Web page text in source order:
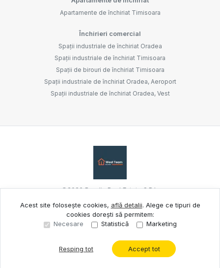
Apartamente de închiriat Timisoara
Închirieri comercial
Spații industriale de închiriat Oradea
Spații industriale de închiriat Timisoara
Spații de birouri de închiriat Timisoara
Spații industriale de închiriat Oradea, Aeroport
Spații industriale de închiriat Oradea, Vest
©2026Bandis Real Estate S.R.L.
Site creat în
Acest site folosește cookies, află detalii. Alege ce tipuri de
cookies dorești să permitem:
Necesare
Statistică Marketing
Resping tot Accept tot